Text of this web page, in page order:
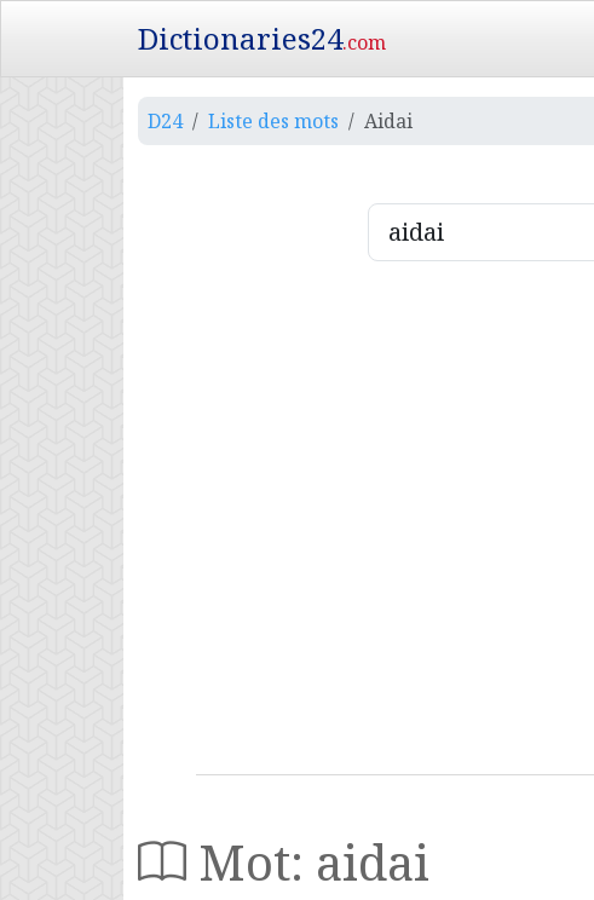
Dictionaries24.com
D24 Liste des mots Aidai
Mot: aidai